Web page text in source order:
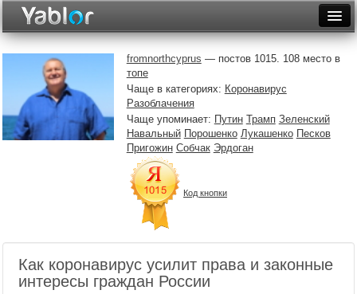
Месяц
Рейтинги
Архив
Фототоп
fromnorthcyprus — постов 1015. 108 место в
топе
Чаще в категориях: Коронавирус
Разоблачения
Чаще упоминает: Путин Трамп Зеленский
Навальный Порошенко Лукашенко Песков
Пригожин Собчак Эрдоган
Код кнопки
Как коронавирус усилит права и законные
интересы граждан России